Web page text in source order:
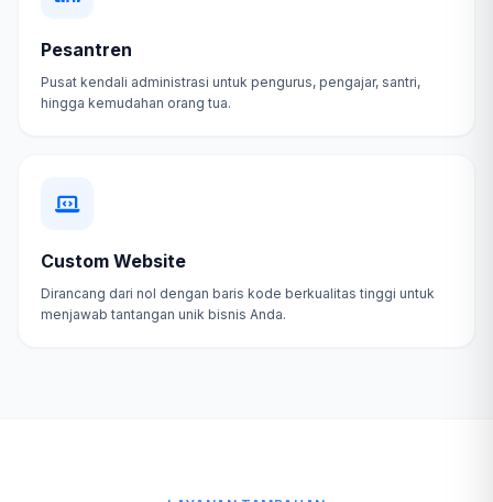
Pesantren
Pusat kendali administrasi untuk pengurus, pengajar, santri,
hingga kemudahan orang tua.
Custom Website
Dirancang dari nol dengan baris kode berkualitas tinggi untuk
menjawab tantangan unik bisnis Anda.